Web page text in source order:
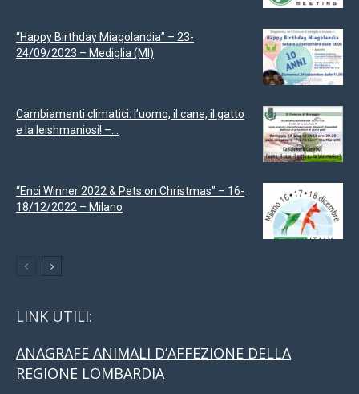
“Happy Birthday Miagolandia” – 23-
24/09/2023 – Mediglia (MI)
Cambiamenti climatici: l’uomo, il cane, il gatto
e la leishmaniosi! –...
“Enci Winner 2022 & Pets on Christmas” – 16-
18/12/2022 – Milano
LINK UTILI:
ANAGRAFE ANIMALI D’AFFEZIONE DELLA
REGIONE LOMBARDIA